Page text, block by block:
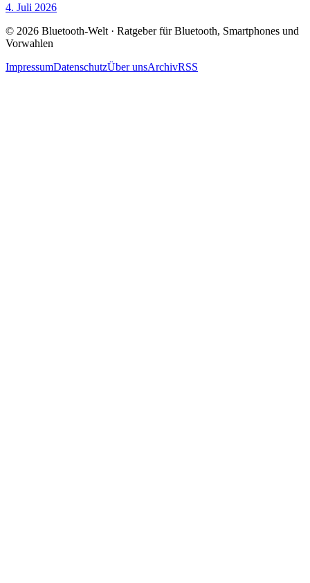
4. Juli 2026
© 2026 Bluetooth-Welt · Ratgeber für Bluetooth, Smartphones und
Vorwahlen
ImpressumDatenschutzÜber unsArchivRSS